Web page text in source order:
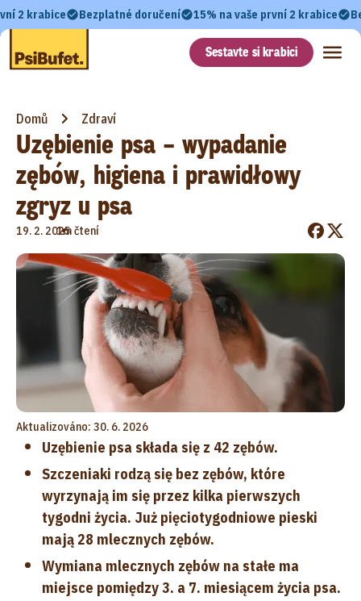
2 krabice Bezplatné doručení 15% na vaše první 2 krabice
Sestavte si krabici
Domů Zdraví
Uzębienie psa – wypadanie
zębów, higiena i prawidłowy
zgryz u psa
19. 2. 2025
•
1m čtení
Aktualizováno: 30. 6. 2026
Uzębienie psa składa się z 42 zębów.
Szczeniaki rodzą się bez zębów, które
wyrzynają im się przez kilka pierwszych
tygodni życia. Już pięciotygodniowe pieski
mają 28 mlecznych zębów.
Wymiana mlecznych zębów na stałe ma
miejsce pomiędzy 3. a 7. miesiącem życia psa.